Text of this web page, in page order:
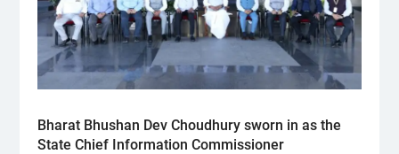
Bharat Bhushan Dev Choudhury sworn in as the
State Chief Information Commissioner